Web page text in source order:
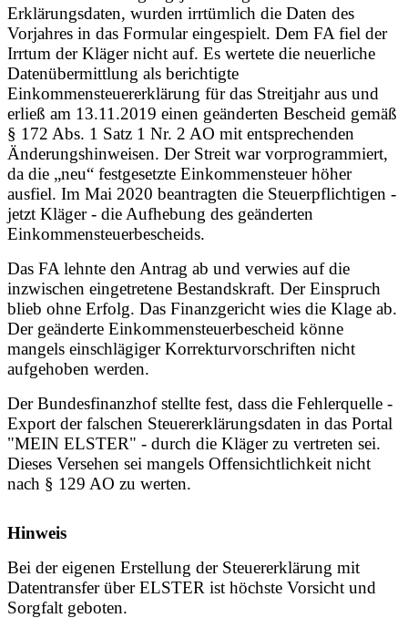
Erklärungsdaten, wurden irrtümlich die Daten des
Vorjahres in das Formular eingespielt. Dem FA fiel der
Irrtum der Kläger nicht auf. Es wertete die neuerliche
Datenübermittlung als berichtigte
Einkommensteuererklärung für das Streitjahr aus und
erließ am 13.11.2019 einen geänderten Bescheid gemäß
§ 172 Abs. 1 Satz 1 Nr. 2 AO mit entsprechenden
Änderungshinweisen. Der Streit war vorprogrammiert,
da die „neu“ festgesetzte Einkommensteuer höher
ausfiel. Im Mai 2020 beantragten die Steuerpflichtigen -
jetzt Kläger - die Aufhebung des geänderten
Einkommensteuerbescheids.
Das FA lehnte den Antrag ab und verwies auf die
inzwischen eingetretene Bestandskraft. Der Einspruch
blieb ohne Erfolg. Das Finanzgericht wies die Klage ab.
Der geänderte Einkommensteuerbescheid könne
mangels einschlägiger Korrekturvorschriften nicht
aufgehoben werden.
Der Bundesfinanzhof stellte fest, dass die Fehlerquelle -
Export der falschen Steuererklärungsdaten in das Portal
"MEIN ELSTER" - durch die Kläger zu vertreten sei.
Dieses Versehen sei mangels Offensichtlichkeit nicht
nach § 129 AO zu werten.
Hinweis
Bei der eigenen Erstellung der Steuererklärung mit
Datentransfer über ELSTER ist höchste Vorsicht und
Sorgfalt geboten.